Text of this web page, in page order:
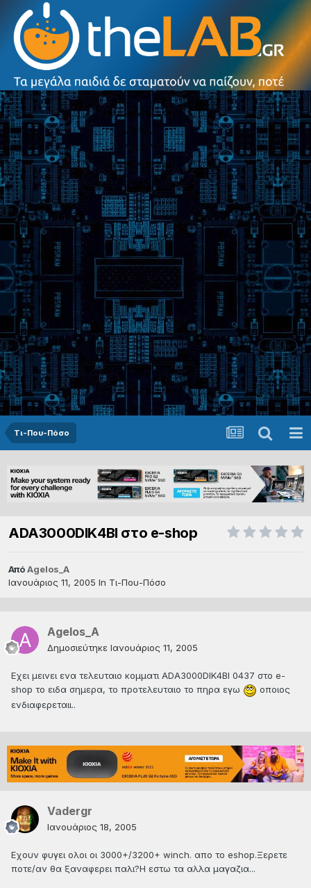
Τι-Που-Πόσο
ADA3000DIK4BI στο e-shop
ΑπόAgelos_A
Ιανουάριος 11, 2005 In Τι-Που-Πόσο
Agelos_A
Δημοσιεύτηκε Ιανουάριος 11, 2005
Εχει μεινει ενα τελευταιο κομματι ADA3000DIK4BI 0437 στο e-
shop το ειδα σημερα, το προτελευταιο το πηρα εγω
οποιος
ενδιαφερεταιι..
Vadergr
Ιανουάριος 18, 2005
Eχουν φυγει ολοι οι 3000+/3200+ winch. απο το eshop.Ξερετε
ποτε/αν θα ξαναφερει παλι?Η εστω τα αλλα μαγαζια...